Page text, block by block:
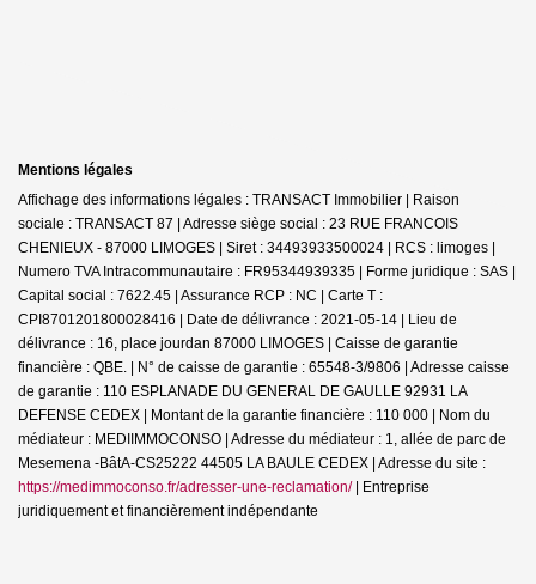
Mentions légales
Affichage des informations légales : TRANSACT Immobilier | Raison
sociale : TRANSACT 87 | Adresse siège social : 23 RUE FRANCOIS
CHENIEUX - 87000 LIMOGES | Siret : 34493933500024 | RCS : limoges |
Numero TVA Intracommunautaire : FR95344939335 | Forme juridique : SAS |
Capital social : 7622.45 | Assurance RCP : NC | Carte T :
CPI8701201800028416 | Date de délivrance : 2021-05-14 | Lieu de
délivrance : 16, place jourdan 87000 LIMOGES | Caisse de garantie
financière : QBE. | N° de caisse de garantie : 65548-3/9806 | Adresse caisse
de garantie : 110 ESPLANADE DU GENERAL DE GAULLE 92931 LA
DEFENSE CEDEX | Montant de la garantie financière : 110 000 | Nom du
médiateur : MEDIIMMOCONSO | Adresse du médiateur : 1, allée de parc de
Mesemena -BâtA-CS25222 44505 LA BAULE CEDEX | Adresse du site :
https://medimmoconso.fr/adresser-une-reclamation/| Entreprise
juridiquement et financièrement indépendante